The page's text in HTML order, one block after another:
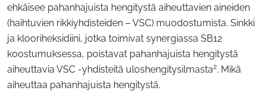
ehkäisee pahanhajuista hengitystä aiheuttavien aineiden
(haihtuvien rikkiyhdisteiden – VSC) muodostumista. Sinkki
ja klooriheksidiini, jotka toimivat synergiassa SB12
koostumuksessa, poistavat pahanhajuista hengitystä
aiheuttavia VSC -yhdisteitä uloshengitysilmasta2. Mikä
aiheuttaa pahanhajuista hengitystä.